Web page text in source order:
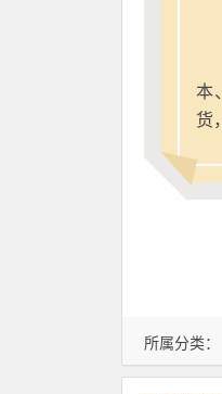
所属分类：
本
货